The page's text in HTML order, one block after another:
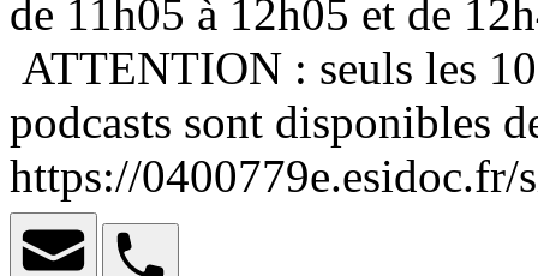
de 11h05 à 12h05 et de
ATTENTION : seuls les 10
podcasts sont disponibles
https://0400779e.esidoc.fr/